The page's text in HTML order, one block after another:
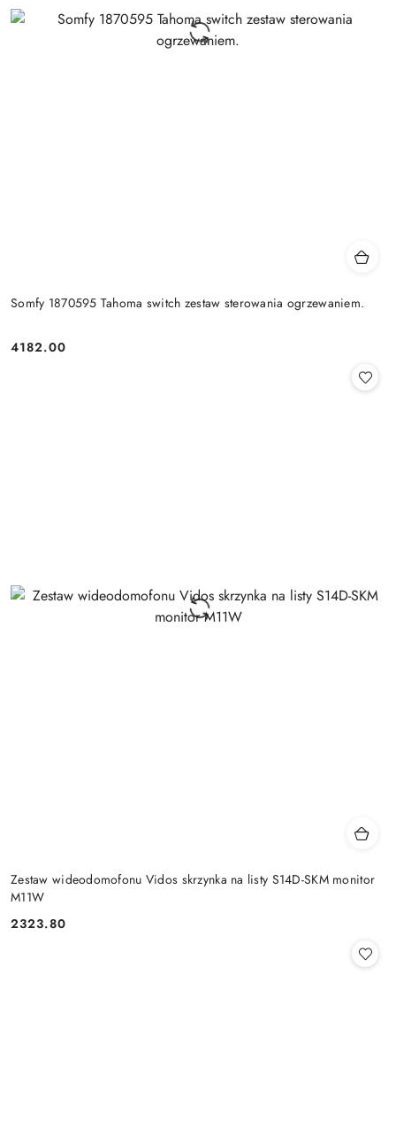
Somfy 1870595 Tahoma switch zestaw sterowania ogrzewaniem.
Cena:
4182.00
Zestaw wideodomofonu Vidos skrzynka na listy S14D-SKM monitor
M11W
Cena:
2323.80